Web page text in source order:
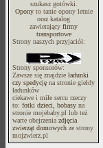
szukasz gotówki.
Oponyto tanie opony letnie
oraz katalog
zawierający firmy
transportowe
Strony naszych przyjaciół:
Strony sponsorów:
Zawsze się znajdzie ładunki
czy spedycję na stronie giełdy
ładunków
ciekawe i miłe sercu rzeczy
to: fotki dzieci, bobasy na
stronie mojebaby.pl lub też
warte obejrzenia zdjęcia
zwierząt domowych ze strony
mojzwierz.pl